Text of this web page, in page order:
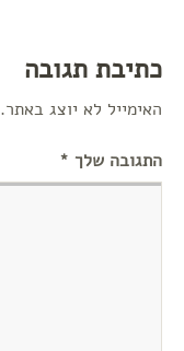
כתיבת תגובה
האימייל לא יוצג באתר.
התגובה שלך *